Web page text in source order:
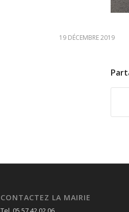
19 DÉCEMBRE 2019
CONTACTEZ LA MAIRIE